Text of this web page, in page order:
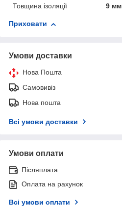
Товщина ізоляції
9 мм
Приховати
Умови доставки
Нова Пошта
Самовивіз
Нова пошта
Всі умови доставки
Умови оплати
Післяплата
Оплата на рахунок
Всі умови оплати